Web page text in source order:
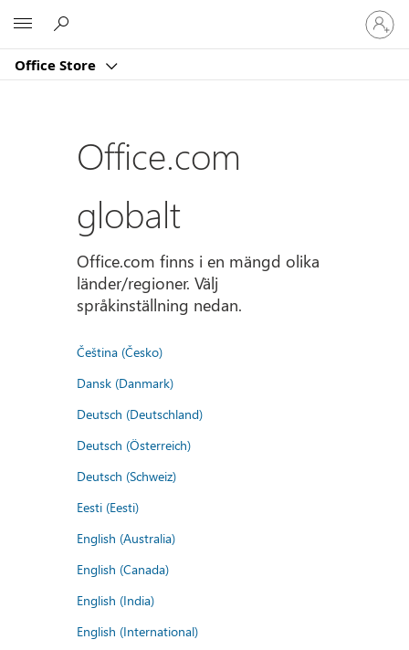
Office Store
Logga
in
på
konto
Office.com
globalt
Office.com finns i en mängd olika
länder/regioner. Välj
språkinställning nedan.
Čeština (Česko)
Dansk (Danmark)
Deutsch (Deutschland)
Deutsch (Österreich)
Deutsch (Schweiz)
Eesti (Eesti)
English (Australia)
English (Canada)
English (India)
English (International)